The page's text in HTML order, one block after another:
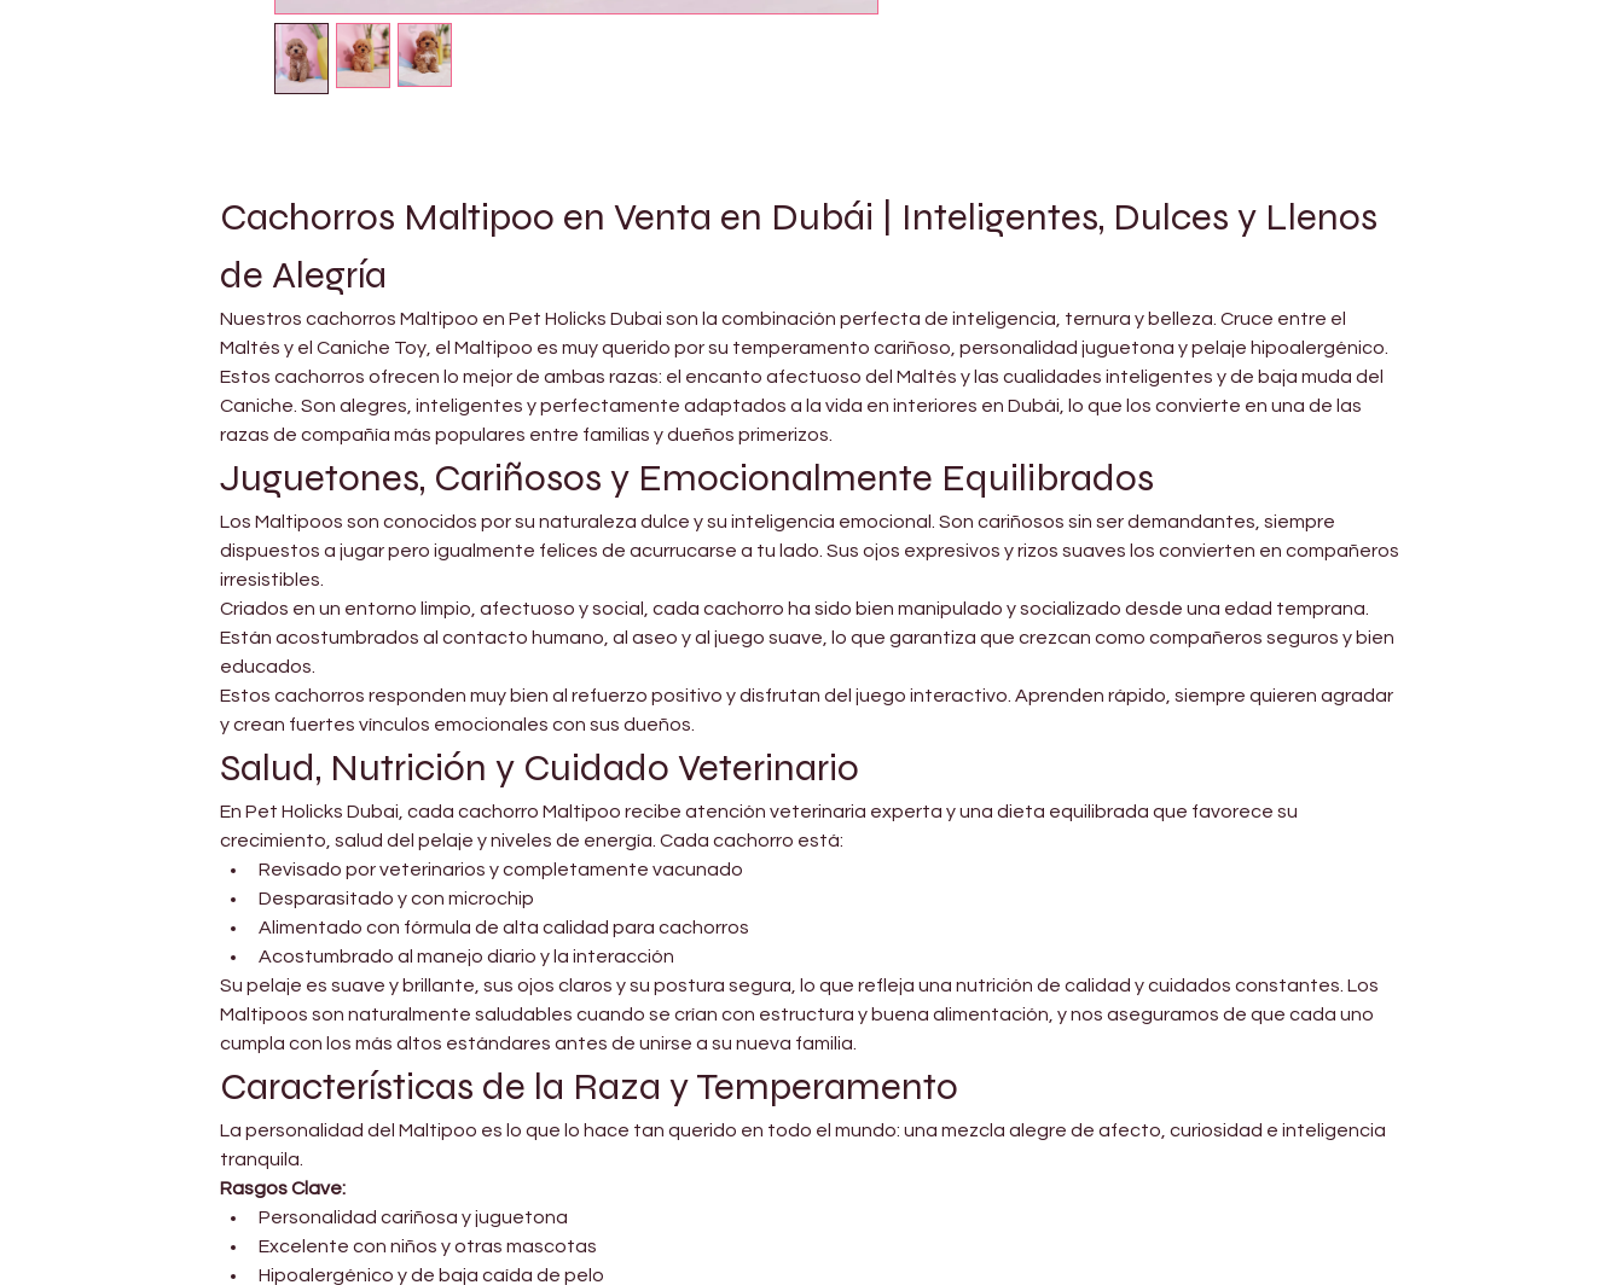
Cachorros Maltipoo en Venta en Dubái | Inteligentes, Dulces y Llenos
de Alegría
Nuestros cachorros Maltipoo en Pet Holicks Dubai son la combinación perfecta de inteligencia, ternura y belleza. Cruce entre el
Maltés y el Caniche Toy, el Maltipoo es muy querido por su temperamento cariñoso, personalidad juguetona y pelaje hipoalergénico.
Estos cachorros ofrecen lo mejor de ambas razas: el encanto afectuoso del Maltés y las cualidades inteligentes y de baja muda del
Caniche. Son alegres, inteligentes y perfectamente adaptados a la vida en interiores en Dubái, lo que los convierte en una de las
razas de compañía más populares entre familias y dueños primerizos.
Juguetones, Cariñosos y Emocionalmente Equilibrados
Los Maltipoos son conocidos por su naturaleza dulce y su inteligencia emocional. Son cariñosos sin ser demandantes, siempre
dispuestos a jugar pero igualmente felices de acurrucarse a tu lado. Sus ojos expresivos y rizos suaves los convierten en compañeros
irresistibles.
Criados en un entorno limpio, afectuoso y social, cada cachorro ha sido bien manipulado y socializado desde una edad temprana.
Están acostumbrados al contacto humano, al aseo y al juego suave, lo que garantiza que crezcan como compañeros seguros y bien
educados.
Estos cachorros responden muy bien al refuerzo positivo y disfrutan del juego interactivo. Aprenden rápido, siempre quieren agradar
y crean fuertes vínculos emocionales con sus dueños.
Salud, Nutrición y Cuidado Veterinario
En Pet Holicks Dubai, cada cachorro Maltipoo recibe atención veterinaria experta y una dieta equilibrada que favorece su
crecimiento, salud del pelaje y niveles de energía. Cada cachorro está:
Revisado por veterinarios y completamente vacunado
Desparasitado y con microchip
Alimentado con fórmula de alta calidad para cachorros
Acostumbrado al manejo diario y la interacción
Su pelaje es suave y brillante, sus ojos claros y su postura segura, lo que refleja una nutrición de calidad y cuidados constantes. Los
Maltipoos son naturalmente saludables cuando se crían con estructura y buena alimentación, y nos aseguramos de que cada uno
cumpla con los más altos estándares antes de unirse a su nueva familia.
Características de la Raza y Temperamento
La personalidad del Maltipoo es lo que lo hace tan querido en todo el mundo: una mezcla alegre de afecto, curiosidad e inteligencia
tranquila.
Rasgos Clave:
Personalidad cariñosa y juguetona
Excelente con niños y otras mascotas
Hipoalergénico y de baja caída de pelo